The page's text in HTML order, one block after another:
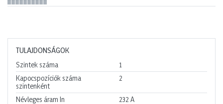
TULAJDONSÁGOK
Szintek száma
1
Kapocspozíciók száma
szintenként
2
Névleges áram In 232 A